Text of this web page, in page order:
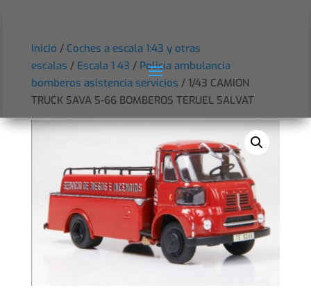
Inicio / Coches a escala 1:43 y otras
escalas / Escala 1 43 / Policía ambulancia
bomberos asistencia servicios / 1/43 CAMION
TRUCK SAVA S-66 BOMBEROS TERUEL SALVAT